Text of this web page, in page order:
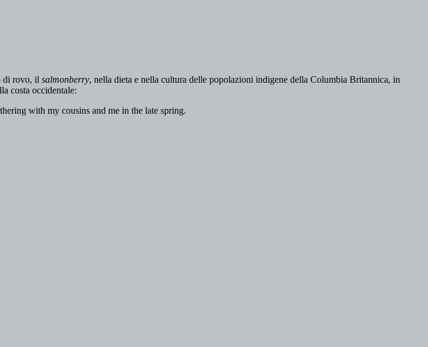
di rovo, il salmonberry, nella dieta e nella cultura delle popolazioni indigene della Columbia Britannica, in
costa occidentale:
with my cousins and me in the late spring.